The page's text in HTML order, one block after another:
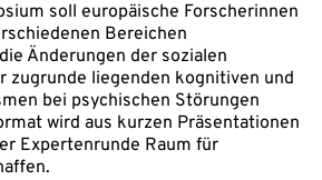
soll europäische Forscherinnen
Bereichen
Änderungen der sozialen
zugrunde liegenden kognitiven und
bei psychischen Störungen
wird aus kurzen Präsentationen
Expertenrunde Raum für